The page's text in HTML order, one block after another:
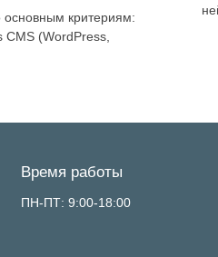
основным критериям:
CMS (WordPress,
Время работы
ПН-ПТ: 9:00-18:00